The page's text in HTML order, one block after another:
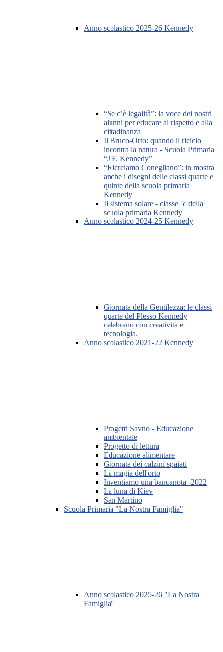
Anno scolastico 2025-26 Kennedy
“Se c’è legalità”: la voce dei nostri
alunni per educare al rispetto e alla
cittadinanza
Il Bruco-Orto: quando il riciclo
incontra la natura - Scuola Primaria
“J.F. Kennedy”
“Ricreiamo Conegliano”: in mostra
anche i disegni delle classi quarte e
quinte della scuola primaria
Kennedy
Il sistema solare - classe 5ª della
scuola primaria Kennedy
Anno scolastico 2024-25 Kennedy
Giornata della Gentilezza: le classi
quarte del Plesso Kennedy
celebrano con creatività e
tecnologia.
Anno scolastico 2021-22 Kennedy
Progetti Savno - Educazione
ambientale
Progetto di lettura
Educazione alimentare
Giornata dei calzini spaiati
La magia dell'orto
Inventiamo una bancanota -2022
La luna di Kiev
San Martino
Scuola Primaria "La Nostra Famiglia"
Anno scolastico 2025-26 "La Nostra
Famiglia"